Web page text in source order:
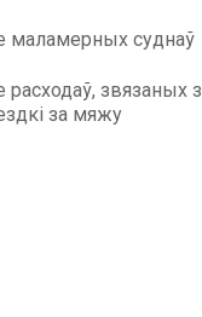
маламерных суднаў
расходаў, звязаных з
за мяжу